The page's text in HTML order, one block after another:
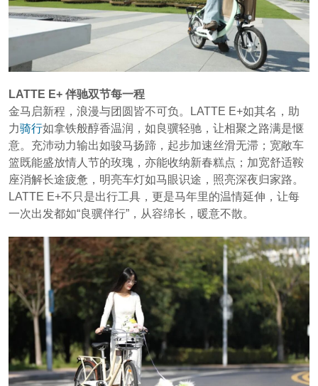
LATTE E+ 伴驰双节每一程
金马启新程，浪漫与团圆皆不可负。LATTE E+如其名，助
力骑行如拿铁般醇香温润，如良骥轻驰，让相聚之路满是惬
意。充沛动力输出如骏马扬蹄，起步加速丝滑无滞；宽敞车
篮既能盛放情人节的玫瑰，亦能收纳新春糕点；加宽舒适鞍
座消解长途疲惫，明亮车灯如马眼识途，照亮深夜归家路。
LATTE E+不只是出行工具，更是马年里的温情延伸，让每
一次出发都如“良骥伴行”，从容绵长，暖意不散。